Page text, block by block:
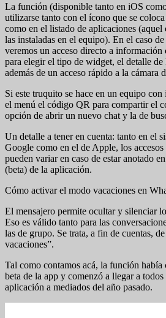
La función (disponible tanto en iOS
utilizarse tanto con el ícono que se
como en el listado de aplicaciones (aquel
las instaladas en el equipo). En el caso
veremos un acceso directo a información
para elegir el tipo de widget, el detalle
además de un acceso rápido a la cámara
Si este truquito se hace en un equipo con
el menú el código QR para compartir el
opción de abrir un nuevo chat y la de
Un detalle a tener en cuenta: tanto en el
Google como en el de Apple, los
pueden variar en caso de estar anotado
(beta) de la aplicación.
Cómo activar el modo vacaciones en
El mensajero permite ocultar y silenciar
Eso es válido tanto para las
las de grupo. Se trata, a fin de cuentas,
vacaciones”.
Tal como contamos acá, la función
beta de la app y comenzó a llegar a
aplicación a mediados del año pasado.